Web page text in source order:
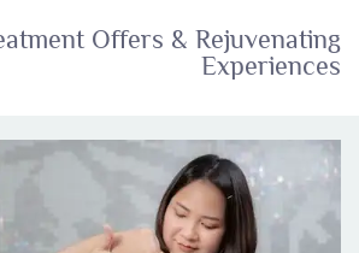
Offers & Rejuvenating
Experiences